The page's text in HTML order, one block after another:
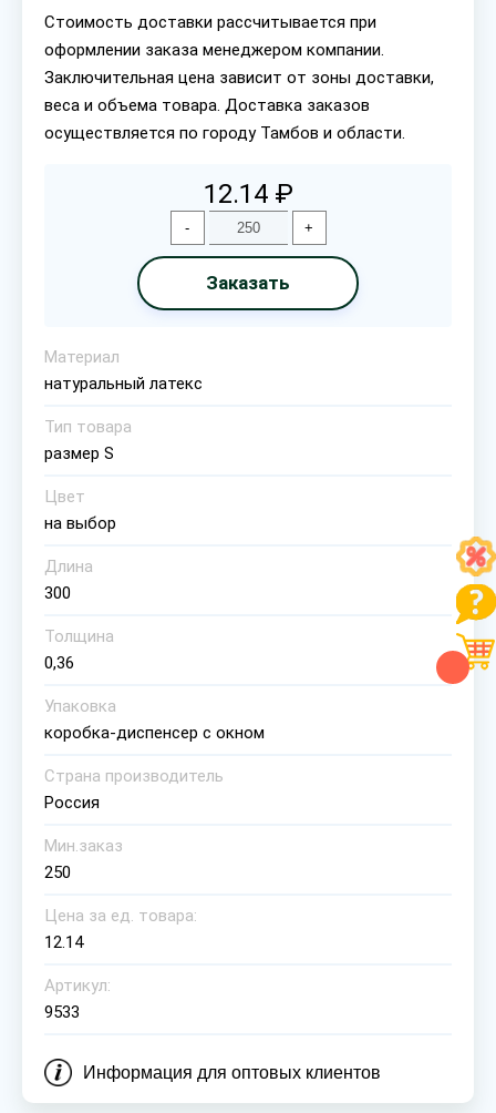
Стоимость доставки рассчитывается при
оформлении заказа менеджером компании.
Заключительная цена зависит от зоны доставки,
веса и объема товара. Доставка заказов
осуществляется по городу Тамбов и области.
12.14 ₽
- +
Заказать
Материал
натуральный латекс
Тип товара
размер S
Цвет
на выбор
Длина
300
Толщина
0,36
Упаковка
коробка-диспенсер с окном
Страна производитель
Россия
Мин.заказ
250
Цена за ед. товара:
12.14
Артикул:
9533
Информация для оптовых клиентов